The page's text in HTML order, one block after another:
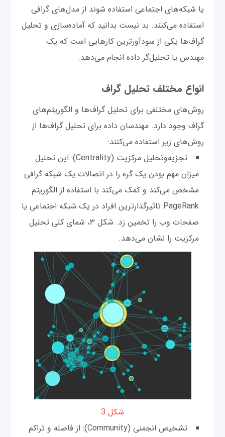
یا شبکه‌های اجتماعی استفاده شوند از مدل‌های گرافی
استفاده می‌کنند. بد نیست بدانید که آماده‌سازی و تحلیل
گراف‌ها یکی از سودآورترین کارهایی است که یک
مهندس یا تحلیل‌گر داده انجام می‌دهد.
انواع مختلف تحلیل گراف
روش‌های مختلفی برای تحلیل گراف‌ها و الگوریتم‌های
گراف وجود دارد. مهندسان داده برای تحلیل گراف‌ها از
روش‌های زیر استفاده می‌کنند:
تجزیه‌و‌تحلیل مرکزیت (Centrality): این تحلیل
میزان مهم بودن یک گره را در اتصالات یک شبکه گرافی
مشخص می‌کند و کمک می‌کند با استفاده از الگوریتم
PageRank تاثیرگذارترین افراد در یک شبکه اجتماعی یا
صفحات وب را تخمین زد. شکل ۳، شمای کلی تحلیل
مرکزیت را نشان می‌دهد.
شکل 3
تشخیص انجمنی (Community): از فاصله و تراکم